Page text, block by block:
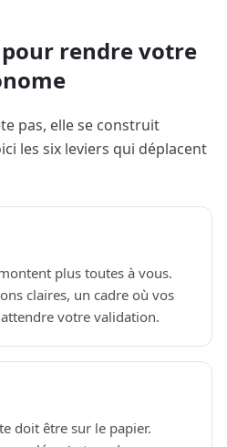
rendre votre
pas, elle se construit
les six leviers qui déplacent
plus toutes à vous.
claires, un cadre où vos
votre validation.
doit être sur le papier.